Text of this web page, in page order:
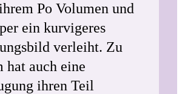
Po Volumen und
ein kurvigeres
verleiht. Zu
hat auch eine
ihren Teil